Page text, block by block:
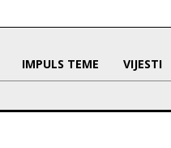
IMPULS TEME VIJESTI